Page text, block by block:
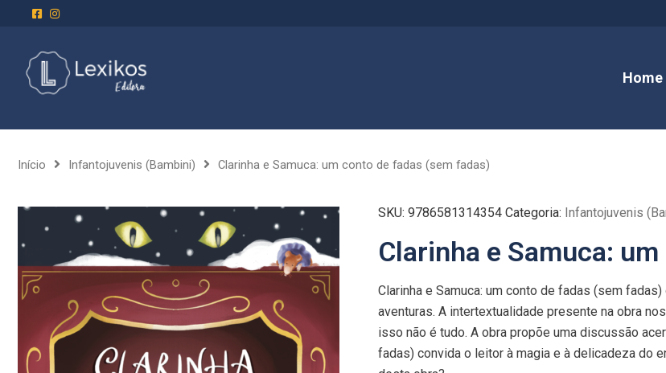
Home
Início Infantojuvenis (Bambini) Clarinha e Samuca: um conto de fadas (sem fadas)
SKU: 9786581314354 Categoria: Infantojuvenis
Clarinha e Samuca:
Clarinha e Samuca: um conto de fadas (sem
aventuras. A intertextualidade presente na obra
isso não é tudo. A obra propõe uma discussão
fadas) convida o leitor à magia e à delicadeza do